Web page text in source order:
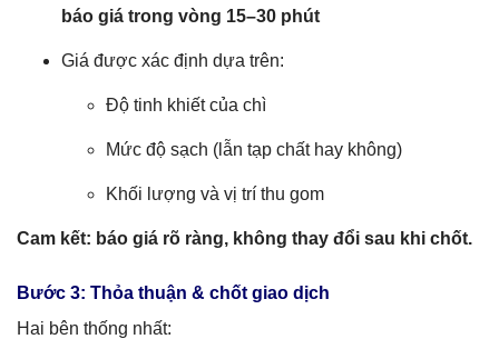
báo giá trong vòng 15–30 phút
Giá được xác định dựa trên:
Độ tinh khiết của chì
Mức độ sạch (lẫn tạp chất hay không)
Khối lượng và vị trí thu gom
Cam kết: báo giá rõ ràng, không thay đổi sau khi chốt.
Bước 3: Thỏa thuận & chốt giao dịch
Hai bên thống nhất: